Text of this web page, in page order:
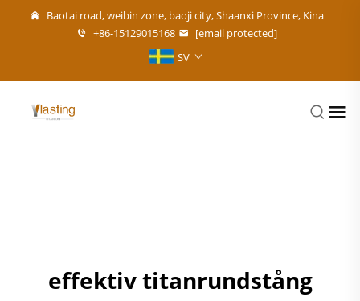
Baotai road, weibin zone, baoji city, Shaanxi Province, Kina
+86-15129015168
[email protected]
SV
effektiv titanrundstång